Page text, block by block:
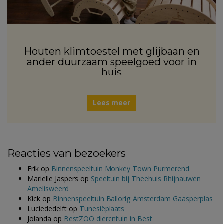
Houten klimtoestel met glijbaan en
ander duurzaam speelgoed voor in
huis
Lees meer
Reacties van bezoekers
Erik op Binnenspeeltuin Monkey Town Purmerend
Marielle Jaspers op Speeltuin bij Theehuis Rhijnauwen
Amelisweerd
Kick op Binnenspeeltuin Ballorig Amsterdam Gaasperplas
Luciededelft op Tunesiëplaats
Jolanda op BestZOO dierentuin in Best